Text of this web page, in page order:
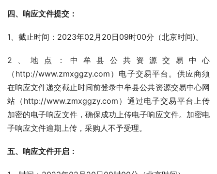
四、响应文件提交：
1、截止时间：2023年02月20日09时00分（北京时间)。
2、地点：中牟县公共资源交易中心
（http://www.zmxggzy.com）电子交易平台。供应商须
在响应文件递交截止时间前登录中牟县公共资源交易中心网
站（http://www.zmxggzy.com）通过电子交易平台上传
加密的电子响应文件，确保成功上传电子响应文件。加密电
子响应文件逾期上传，采购人不予受理。
五、响应文件开启：